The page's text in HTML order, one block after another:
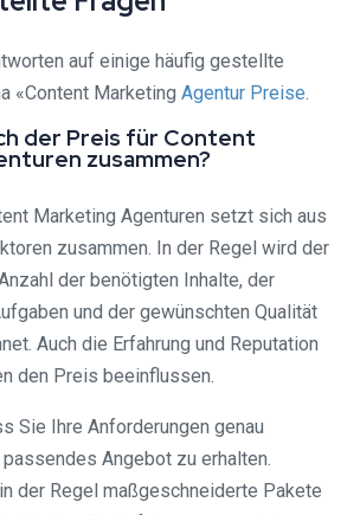
auf einige häufig gestellte
«Content Marketing Agentur Preise.
der Preis für Content
zusammen?
Marketing Agenturen setzt sich aus
zusammen. In der Regel wird der
der benötigten Inhalte, der
und der gewünschten Qualität
Auch die Erfahrung und Reputation
den Preis beeinflussen.
Sie Ihre Anforderungen genau
Angebot zu erhalten.
der Regel maßgeschneiderte Pakete